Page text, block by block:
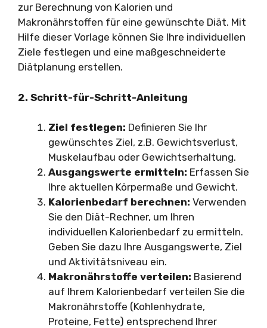
zur Berechnung von Kalorien und
Makronährstoffen für eine gewünschte Diät. Mit
Hilfe dieser Vorlage können Sie Ihre individuellen
Ziele festlegen und eine maßgeschneiderte
Diätplanung erstellen.
2. Schritt-für-Schritt-Anleitung
Ziel festlegen: Definieren Sie Ihr
gewünschtes Ziel, z.B. Gewichtsverlust,
Muskelaufbau oder Gewichtserhaltung.
Ausgangswerte ermitteln: Erfassen Sie
Ihre aktuellen Körpermaße und Gewicht.
Kalorienbedarf berechnen: Verwenden
Sie den Diät-Rechner, um Ihren
individuellen Kalorienbedarf zu ermitteln.
Geben Sie dazu Ihre Ausgangswerte, Ziel
und Aktivitätsniveau ein.
Makronährstoffe verteilen: Basierend
auf Ihrem Kalorienbedarf verteilen Sie die
Makronährstoffe (Kohlenhydrate,
Proteine, Fette) entsprechend Ihrer